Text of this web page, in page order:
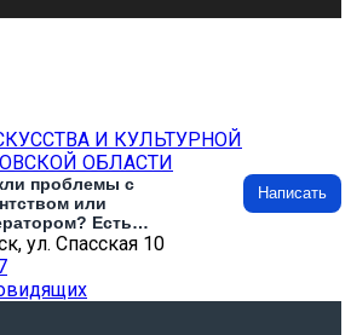
И КУЛЬТУРНОЙ
ОБЛАСТИ
проблемы с
или
Есть
по развитию
и туристической
Напишите об
Написать
ул. Спасская 10